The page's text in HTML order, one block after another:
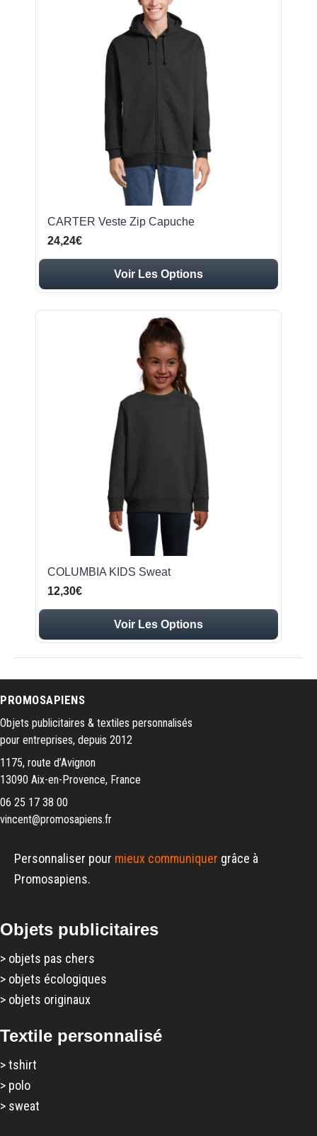
CARTER Veste Zip Capuche
24,24€
Voir Les Options
COLUMBIA KIDS Sweat
12,30€
Voir Les Options
PROMOSAPIENS
Objets publicitaires & textiles personnalisés
pour entreprises, depuis 2012
1175, route d’Avignon
13090 Aix-en-Provence, France
06 25 17 38 00
vincent@promosapiens.fr
Personnaliser pour mieux communiquer grâce à
Promosapiens.
Objets publicitaires
> objets pas chers
> objets écologiques
> objets originaux
Textile personnalisé
>tshirt
> polo
> sweat